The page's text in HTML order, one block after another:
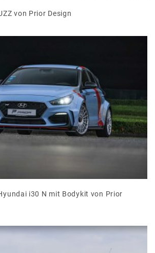
von Prior Design
i30 N mit Bodykit von Prior